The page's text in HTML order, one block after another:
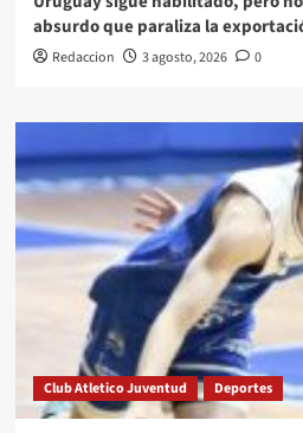
absurdo que paraliza la
Redaccion 3 agosto, 2026 0
Club Atletico Juventud Deportes